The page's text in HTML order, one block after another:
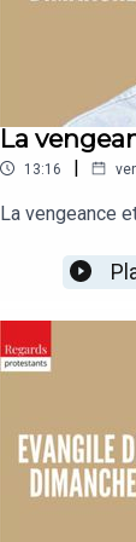
La
13:16 |
La vengeance